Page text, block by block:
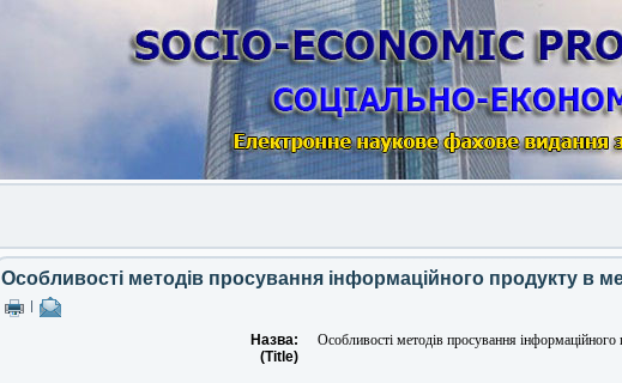
Особливості методів просування інформаційного продукту в
Назва:
(Title)
Особливості методів просування інформаційного